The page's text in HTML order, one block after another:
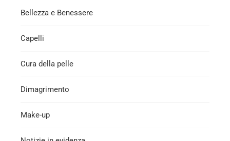
Bellezza e Benessere
Capelli
Cura della pelle
Dimagrimento
Make-up